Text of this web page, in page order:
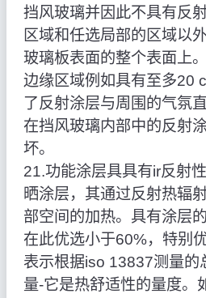
挡风玻璃并因此不具有反
区域和任选局部的区域以
玻璃板表面的整个表面上
边缘区域例如具有至多20
了反射涂层与周围的气氛
在挡风玻璃内部中的反射
坏。
21.功能涂层具具有ir反射
晒涂层，其通过反射热辐
部空间的加热。具有涂层
在此优选小于60%，特别
表示根据iso 13837测量的
量-它是热舒适性的量度。